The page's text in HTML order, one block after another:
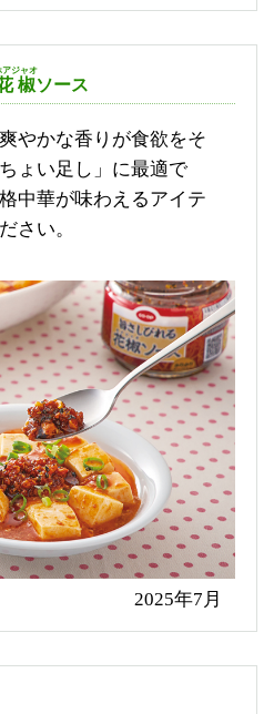
椒
アジャオ
ソース
やかな香りが食欲をそ
ょい足し」に最適で
中華が味わえるアイテ
さい。
2025年7月